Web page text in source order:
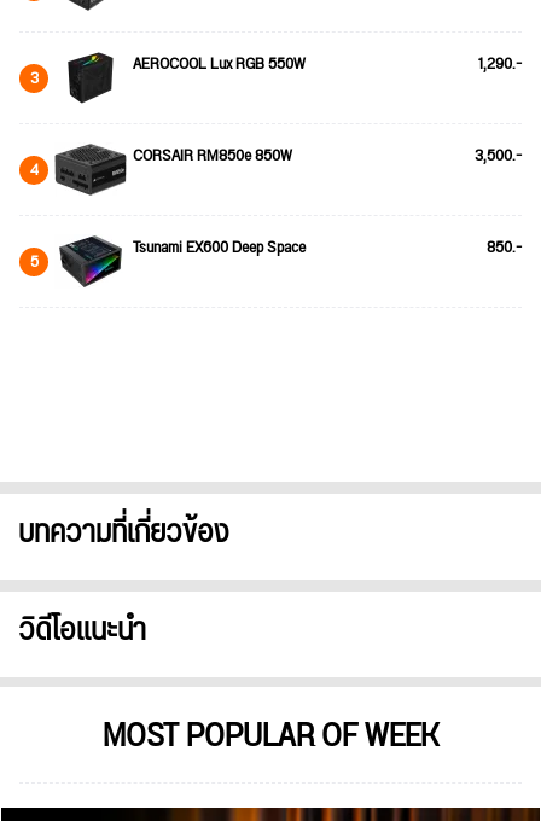
3 AEROCOOL Lux RGB 550W 1,290.-
4 CORSAIR RM850e 850W 3,500.-
5 Tsunami EX600 Deep Space 850.-
บทความที่เกี่ยวข้อง
วิดีโอแนะนำ
MOST POPULAR OF WEEK